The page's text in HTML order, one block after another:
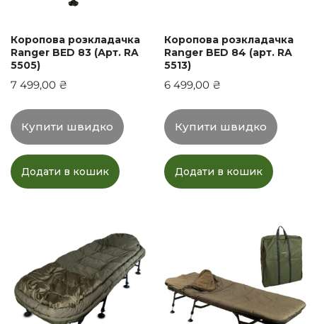
Коропова розкладачка
Ranger BED 83 (Арт. RA
5505)
7 499,00 ₴
Купити швидко
Додати в кошик
Коропова розкладачка
Ranger BED 84 (арт. RA
5513)
6 499,00 ₴
Купити швидко
Додати в кошик